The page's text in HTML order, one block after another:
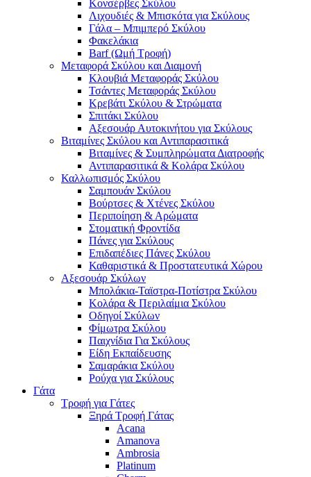
Κονσέρβες Σκύλου
Λιχουδιές & Μπισκότα για Σκύλους
Γάλα – Μπιμπερό Σκύλου
Φακελάκια
Barf (Ωμή Τροφή)
Μεταφορά Σκύλου και Διαμονή
Κλουβιά Μεταφοράς Σκύλου
Τσάντες Μεταφοράς Σκύλου
Κρεβάτι Σκύλου & Στρώματα
Σπιτάκι Σκύλου
Αξεσουάρ Αυτοκινήτου για Σκύλους
Βιταμίνες Σκύλου και Αντιπαρασιτικά
Βιταμίνες & Συμπληρώματα Διατροφής
Αντιπαρασιτικά & Κολάρα Σκύλου
Καλλωπισμός Σκύλου
Σαμπουάν Σκύλου
Βούρτσες & Χτένες Σκύλου
Περιποίηση & Αρώματα
Στοματική Φροντίδα
Πάνες για Σκύλους
Επιδαπέδιες Πάνες Σκύλου
Καθαριστικά & Προστατευτικά Χώρου
Αξεσουάρ Σκύλων
Μπολάκια-Ταϊστρα-Ποτίστρα Σκύλου
Κολάρα & Περιλαίμια Σκύλου
Οδηγοί Σκύλων
Φίμωτρα Σκύλου
Παιχνίδια Για Σκύλους
Είδη Εκπαίδευσης
Σαμαράκια Σκύλου
Ρούχα για Σκύλους
Γάτα
Τροφή για Γάτες
Ξηρά Τροφή Γάτας
Acana
Amanova
Ambrosia
Platinum